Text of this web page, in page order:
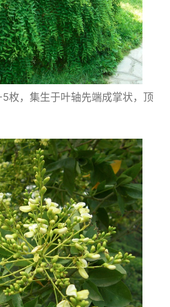
枚，集生于叶轴先端成掌状，顶